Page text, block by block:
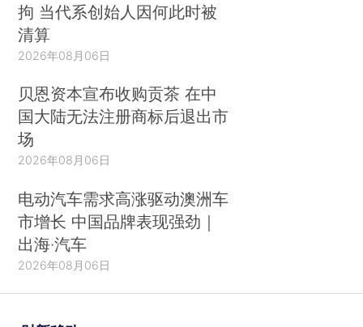
拘 当代系创始人因何此时被
清算
2026年08月06日
贝恩资本宣布收购贡茶 在中
国大陆无法注册商标后退出市
场
2026年08月06日
电动汽车需求高涨驱动澳洲车
市增长 中国品牌表现强劲｜
出海·汽车
2026年08月06日